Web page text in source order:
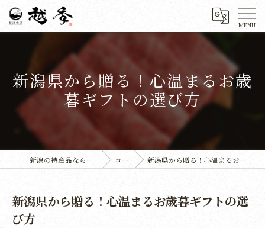
新潟県から贈る！心温まるお歳
暮ギフトの選び方
新潟の特産品なら株式会社越季 コラム 新潟県から贈る！心温まるお歳暮ギフトの選び方
新潟県から贈る！心温まるお歳暮ギフトの選
び方